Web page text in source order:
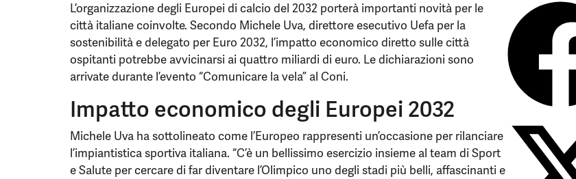
L’organizzazione degli Europei di calcio del 2032 porterà importanti novità per le
città italiane coinvolte. Secondo Michele Uva, direttore esecutivo Uefa per la
sostenibilità e delegato per Euro 2032, l’impatto economico diretto sulle città
ospitanti potrebbe avvicinarsi ai quattro miliardi di euro. Le dichiarazioni sono
arrivate durante l’evento “Comunicare la vela” al Coni.
Impatto economico degli Europei 2032
Michele Uva ha sottolineato come l’Europeo rappresenti un’occasione per rilanciare
l’impiantistica sportiva italiana. “C’è un bellissimo esercizio insieme al team di Sport
e Salute per cercare di far diventare l’Olimpico uno degli stadi più belli, affascinanti e